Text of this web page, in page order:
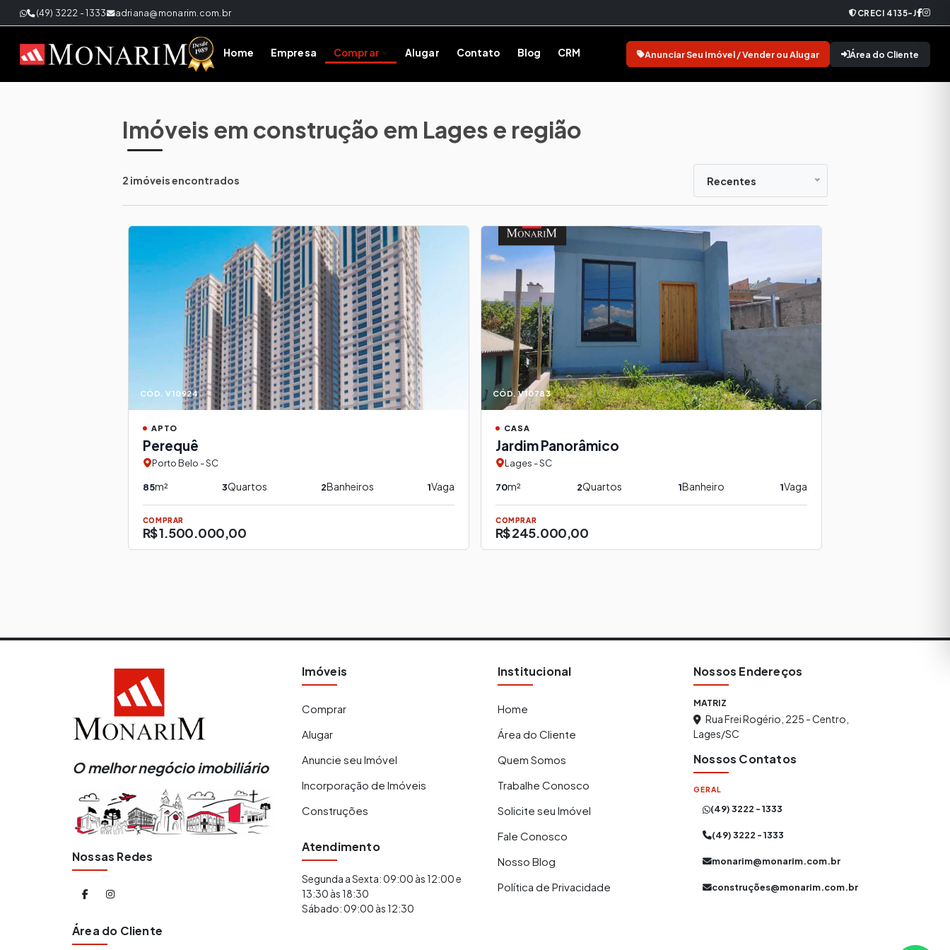
(49) 3222 - 1333 adriana@monarim.com.br CRECI 4135-J
Home Empresa Comprar
Lançamentos
Alugar Contato Blog CRM Anunciar Seu Imóvel / Vender ou Alugar Área do Cliente
Imóveis em construção em Lages e região
2 imóveis encontrados Recentes
CÓD. V10924
APTO
Perequê
Porto Belo - SC
85m² 3Quartos 2Banheiros 1Vaga
COMPRAR
R$ 1.500.000,00
CÓD. V10783
CASA
Jardim Panorâmico
Lages - SC
70m² 2Quartos 1Banheiro 1Vaga
COMPRAR
R$ 245.000,00
O melhor negócio imobiliário
Nossas Redes
Área do Cliente
Imóveis
Comprar
Alugar
Anuncie seu Imóvel
Incorporação de Imóveis
Construções
Atendimento
Segunda a Sexta: 09:00 às 12:00 e
13:30 às 18:30
Sábado: 09:00 às 12:30
Institucional
Home
Área do Cliente
Quem Somos
Trabalhe Conosco
Solicite seu Imóvel
Fale Conosco
Nosso Blog
Política de Privacidade
Nossos Endereços
MATRIZ
Rua Frei Rogério, 225 - Centro,
Lages/SC
Nossos Contatos
GERAL
(49) 3222 - 1333
(49) 3222 - 1333
monarim@monarim.com.br
construções@monarim.com.br